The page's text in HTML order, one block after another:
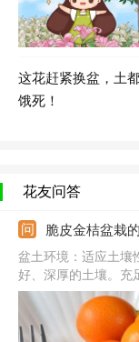
这花赶紧换盆，土
饿死！
花友问答
脆皮金桔盆栽
盆土环境：适应土壤
好、深厚的土壤。充
气需在凉爽处养。补
生，水分过量易烂
盆时剪掉生长不良的